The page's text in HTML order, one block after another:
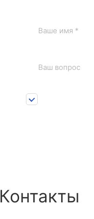
1
Контакты